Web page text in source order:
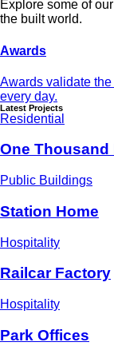
Explore some of
the built world.
Awards
Awards validate
every day.
Latest Projects
Residential
One Thousand
Public Buildings
Station Home
Hospitality
Railcar Factory
Hospitality
Park Offices